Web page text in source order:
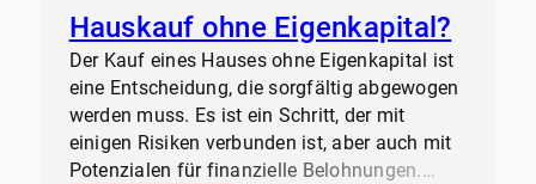
Hauskauf ohne Eigenkapital?
Der Kauf eines Hauses ohne Eigenkapital ist
eine Entscheidung, die sorgfältig abgewogen
werden muss. Es ist ein Schritt, der mit
einigen Risiken verbunden ist, aber auch mit
Potenzialen für finanzielle Belohnungen.